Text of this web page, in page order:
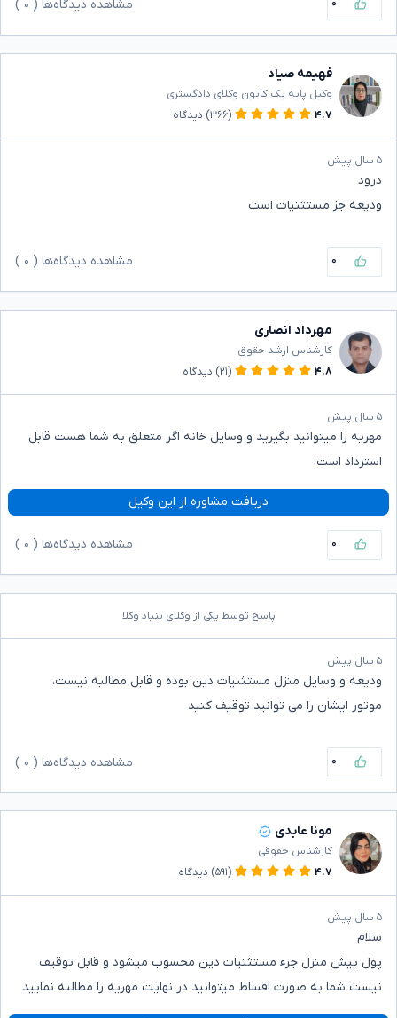
مشاهده دیدگاه‌ها ( ۰
فهیمه صیاد
وکیل پایه یک کانون وکلای دادگستری
۴.۷
(۳۶۶) دیدگاه
۵ سال پیش
درود
ودیعه جز مستثنیات است
۰ مشاهده دیدگاه‌ها ( ۰
مهرداد انصاری
کارشناس ارشد حقوق
۴.۸
(۲۱) دیدگاه
۵ سال پیش
مهریه را میتوانید بگیرید و وسایل خانه اگر متعلق به شما هست قابل
استرداد است.
دریافت مشاوره از این وکیل
۰ مشاهده دیدگاه‌ها ( ۰
پاسخ توسط یکی از وکلای بنیاد وکلا
۵ سال پیش
ودیعه و وسایل منزل مستثنیات دین بوده و قابل مطالبه نیست،
موتور ایشان را می توانید توقیف کنید
۰ مشاهده دیدگاه‌ها ( ۰
مونا عابدی
کارشناس حقوقی
۴.۷
(۵۹۱) دیدگاه
۵ سال پیش
سلام
پول پیش منزل جزء مستثنیات دین محسوب میشود و قابل توقیف
نیست شما به صورت اقساط میتوانید در نهایت مهریه را مطالبه نمایید